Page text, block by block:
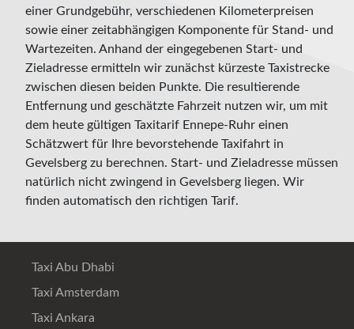
einer Grundgebühr, verschiedenen Kilometerpreisen
sowie einer zeitabhängigen Komponente für Stand- und
Wartezeiten. Anhand der eingegebenen Start- und
Zieladresse ermitteln wir zunächst kürzeste Taxistrecke
zwischen diesen beiden Punkte. Die resultierende
Entfernung und geschätzte Fahrzeit nutzen wir, um mit
dem heute gültigen Taxitarif Ennepe-Ruhr einen
Schätzwert für Ihre bevorstehende Taxifahrt in
Gevelsberg zu berechnen. Start- und Zieladresse müssen
natürlich nicht zwingend in Gevelsberg liegen. Wir
finden automatisch den richtigen Tarif.
Taxi Abu Dhabi
Taxi Amsterdam
Taxi Ankara